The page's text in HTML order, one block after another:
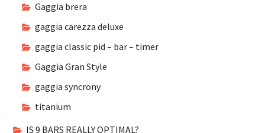
Gaggia brera
gaggia carezza deluxe
gaggia classic pid – bar – timer
Gaggia Gran Style
gaggia syncrony
titanium
IS 9 BARS REALLY OPTIMAL?